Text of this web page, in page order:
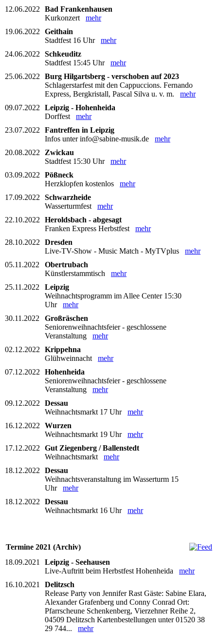
12.06.2022
Bad Frankenhausen
Kurkonzert mehr
19.06.2022
Geithain
Stadtfest 16 Uhr mehr
24.06.2022
Schkeuditz
Stadtfest 15:45 Uhr mehr
25.06.2022
Burg Hilgartsberg - verschoben auf 2023
Schlagerstarfest mit den Cappuccions. Fernando
Express, Bergkristall, Pascal Silva u. v. m. mehr
09.07.2022
Leipzig - Hohenheida
Dorffest mehr
23.07.2022
Fantreffen in Leipzig
Infos unter info@sabine-musik.de mehr
20.08.2022
Zwickau
Stadtfest 15:30 Uhr mehr
03.09.2022
Pößneck
Herzklopfen kostenlos mehr
17.09.2022
Schwarzheide
Wasserturmfest mehr
22.10.2022
Heroldsbach - abgesagt
Franken Express Herbstfest mehr
28.10.2022
Dresden
Live-TV-Show - Music Match - MyTVplus mehr
05.11.2022
Obertrubach
Künstlerstammtisch mehr
25.11.2022
Leipzig
Weihnachtsprogramm im Allee Center 15:30
Uhr mehr
30.11.2022
Großräschen
Seniorenweihnachtsfeier - geschlossene
Veranstaltung mehr
02.12.2022
Krippehna
Glühweinnacht mehr
07.12.2022
Hohenheida
Seniorenweihnachtsfeier - geschlossene
Veranstaltung mehr
09.12.2022
Dessau
Weihnachtsmarkt 17 Uhr mehr
16.12.2022
Wurzen
Weihnachtsmarkt 19 Uhr mehr
17.12.2022
Gut Ziegenberg / Ballenstedt
Weihnachtsmarkt mehr
18.12.2022
Dessau
Weihnachtsveranstaltung im Wasserturm 15
Uhr mehr
18.12.2022
Dessau
Weihnachtsmarkt 16 Uhr mehr
Termine 2021 (Archiv)
18.09.2021
Leipzig - Seehausen
Live-Auftritt beim Herbstfest Hohenheida mehr
16.10.2021
Delitzsch
Release Party von Jennifer Rast Gäste: Sabine Elara,
Alexander Grafenberg und Conny Conrad Ort:
Pfarrscheune Schenkenberg, Vierzehner Reihe 2,
04509 Delitzsch Kartenbestellungen unter 01520 38
29 744... mehr